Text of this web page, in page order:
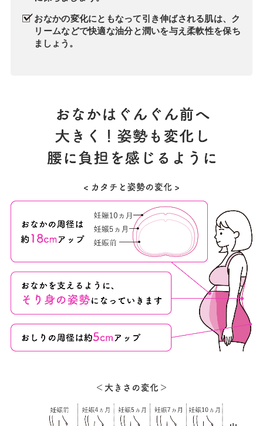
おなかの変化にともなって引き伸ばされる肌は、ク
リームなどで快適な油分と潤いを与え柔軟性を保ち
ましょう。